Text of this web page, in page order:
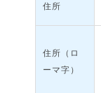
住所
住所（ロ
ーマ字）